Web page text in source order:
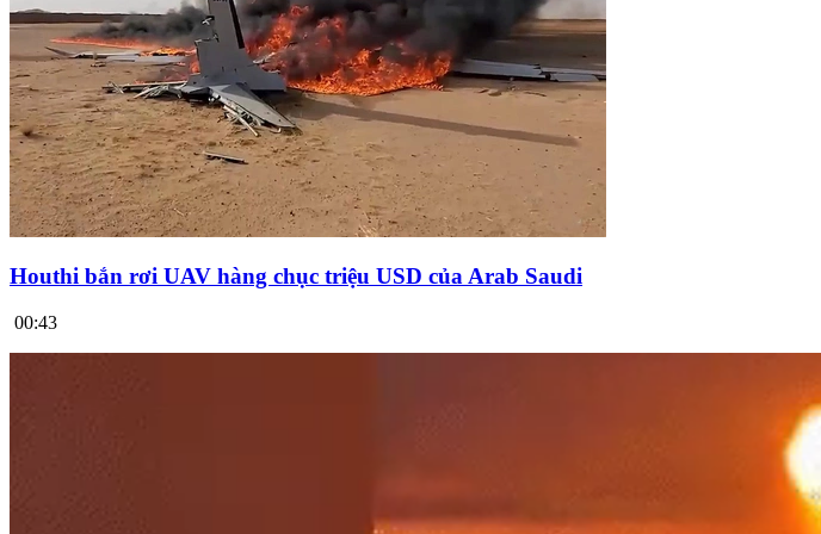
Houthi bắn rơi UAV hàng chục triệu USD của Arab Saudi
00:43